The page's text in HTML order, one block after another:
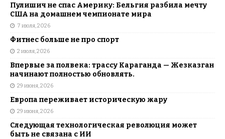
Пулишич не спас Америку: Бельгия разбила мечту
США на домашнем чемпионате мира
7 июля, 2026
Фитнес больше не про спорт
2 июля, 2026
Впервые за полвека: трассу Караганда — Жезказган
начинают полностью обновлять.
29 июня, 2026
Европа переживает историческую жару
29 июня, 2026
Следующая технологическая революция может
быть не связана с ИИ